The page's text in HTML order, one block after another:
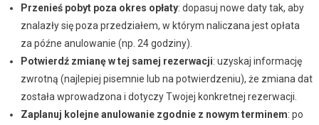
Przenieś pobyt poza okres opłaty: dopasuj nowe daty tak, aby
znalazły się poza przedziałem, w którym naliczana jest opłata
za późne anulowanie (np. 24 godziny).
Potwierdź zmianę w tej samej rezerwacji: uzyskaj informację
zwrotną (najlepiej pisemnie lub na potwierdzeniu), że zmiana dat
została wprowadzona i dotyczy Twojej konkretnej rezerwacji.
Zaplanuj kolejne anulowanie zgodnie z nowym terminem: po